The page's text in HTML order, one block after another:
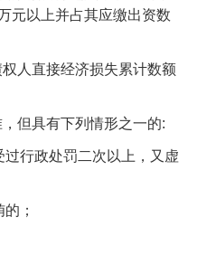
元以上并占其应缴出资数
人直接经济损失累计数额
但具有下列情形之一的:
行政处罚二次以上，又虚
；